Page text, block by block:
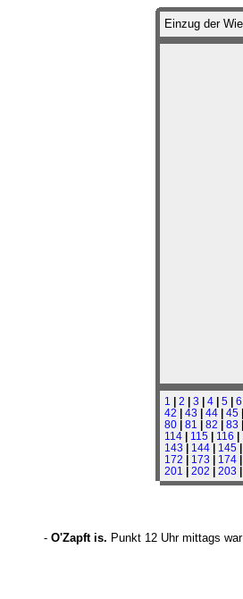
Einzug der
1 | 2 | 3 | 4 | 5 | 6
42 | 43 | 44 | 45 |
80 | 81 | 82 | 83 |
114 | 115 | 116 |
143 | 144 | 145 |
172 | 173 | 174 |
201 | 202 | 203 |
- O'Zapft is. Punkt 12 Uhr mittags